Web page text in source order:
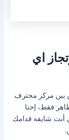
اي
بين مركز محترف
فقط، إحنا
أنت شايفه قدامك